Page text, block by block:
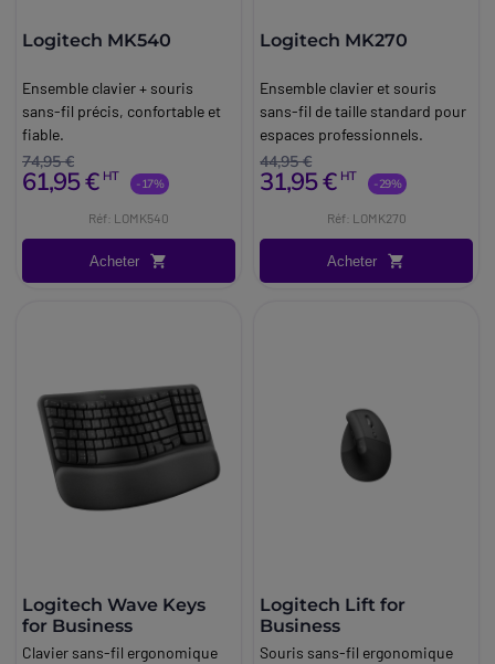
Logitech MK540
Ensemble clavier + souris
sans-fil précis, confortable et
fiable.
74,95 €
61,95 € HT -17%
Réf: LOMK540
Acheter
Logitech MK270
Ensemble clavier et souris
sans-fil de taille standard pour
espaces professionnels.
44,95 €
31,95 € HT -29%
Réf: LOMK270
Acheter
Logitech Wave Keys
for Business
Clavier sans-fil ergonomique
Logitech Lift for
Business
Souris sans-fil ergonomique